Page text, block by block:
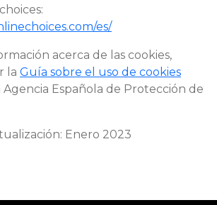
es/
acerca de las cookies,
la Guía sobre el uso de cookies
Española de Protección de
Enero 2023